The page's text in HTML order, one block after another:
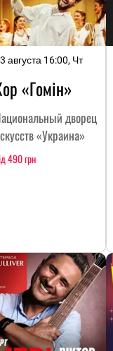
августа 16:00, Чт
«Гомін»
дворец
«Украина»
490 грн